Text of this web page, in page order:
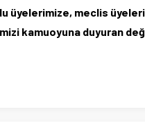
üyelerimize, meclis
kamuoyuna duyuran